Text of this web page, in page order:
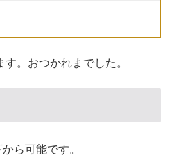
。おつかれまでした。
ら可能です。